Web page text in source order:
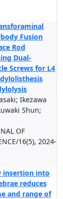
Fusion
Rod
Dual-
Screws for L4
Ikezawa
Shun;
OF
16(5), 2024-
insertion into
reduces
and range of